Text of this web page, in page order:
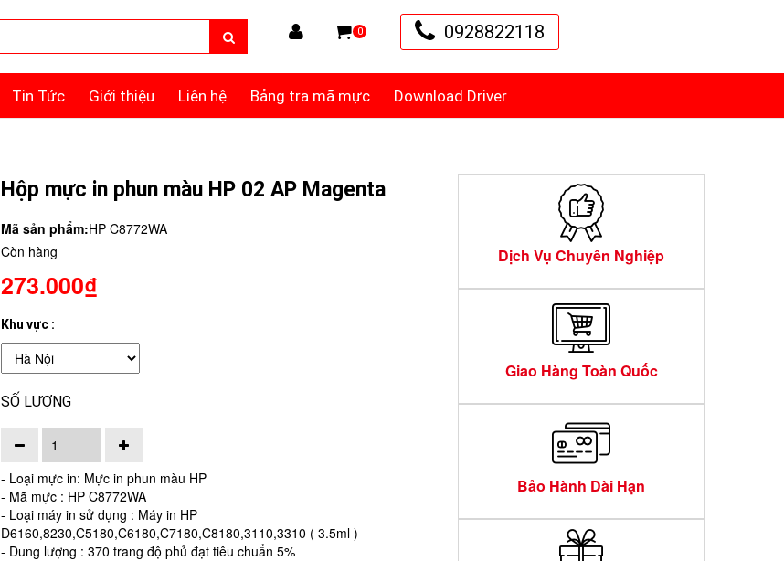
0 0928822118
Tin Tức Giới thiệu Liên hệ Bảng tra mã mực Download Driver
Hộp mực in phun màu HP 02 AP Magenta
Mã sản phẩm:HP C8772WA
Còn hàng
273.000₫
Khu vực :
SỐ LƯỢNG
- Loại mực in: Mực in phun màu HP
- Mã mực : HP C8772WA
- Loại máy in sử dụng : Máy in HP
D6160,8230,C5180,C6180,C7180,C8180,3110,3310 ( 3.5ml )
- Dung lượng : 370 trang độ phủ đạt tiêu chuẩn 5%
Dịch Vụ Chuyên Nghiệp
Giao Hàng Toàn Quốc
Bảo Hành Dài Hạn